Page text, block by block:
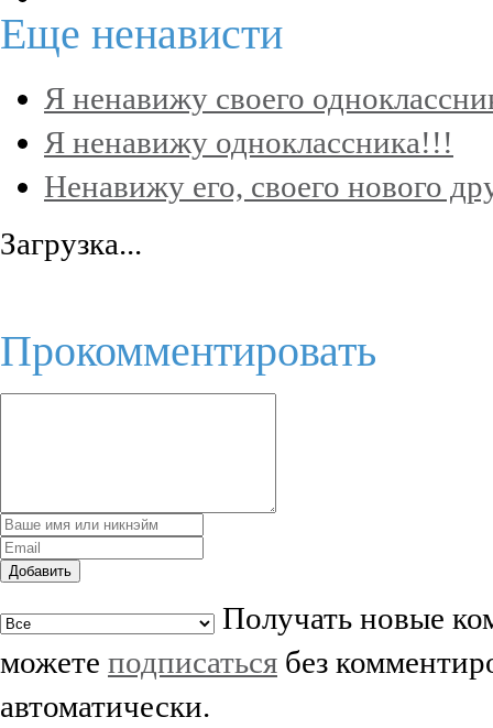
Еще ненависти
Я ненавижу своего
Я ненавижу одноклассника!!!
Ненавижу его, своего нового
Загрузка...
Прокомментировать
Добавить
Получать новые
можете подписаться без
автоматически.